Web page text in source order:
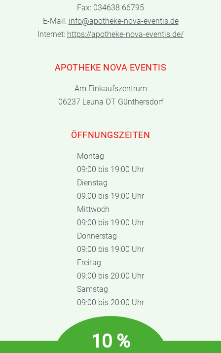
Fax: 034638 66795
E-Mail: info@apotheke-nova-eventis.de
Internet: https://apotheke-nova-eventis.de/
APOTHEKE NOVA EVENTIS
Am Einkaufszentrum
06237 Leuna OT Günthersdorf
ÖFFNUNGSZEITEN
Montag
09:00 bis 19:00 Uhr
Dienstag
09:00 bis 19:00 Uhr
Mittwoch
09:00 bis 19:00 Uhr
Donnerstag
09:00 bis 19:00 Uhr
Freitag
09:00 bis 20:00 Uhr
Samstag
09:00 bis 20:00 Uhr
10 %